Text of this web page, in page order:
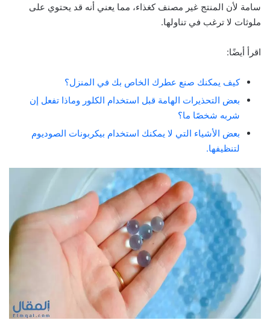
سامة لأن المنتج غير مصنف كغذاء، مما يعني أنه قد يحتوي على
ملوثات لا ترغب في تناولها.
اقرأ أيضًا:
كيف يمكنك صنع عطرك الخاص بك في المنزل؟
بعض التحذيرات الهامة قبل استخدام الكلور وماذا تفعل إن
شربه شخصًا ما؟
بعض الأشياء التي لا يمكنك استخدام بيكربونات الصوديوم
لتنظيفها.